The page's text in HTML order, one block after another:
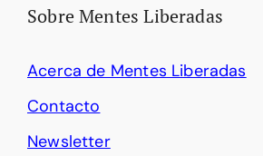
Sobre Mentes Liberadas
Acerca de Mentes Liberadas
Contacto
Newsletter